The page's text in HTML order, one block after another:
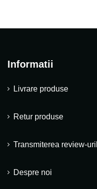
Informatii
Livrare produse
Retur produse
Transmiterea review-
Despre noi